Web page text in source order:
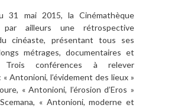
31 mai 2015, la Cinémathèque
par ailleurs une rétrospective
cinéaste, présentant tous ses
métrages, documentaires et
Trois conférences à relever
Antonioni, l’évidement des lieux »
« Antonioni, l’érosion d’Eros »
« Antonioni, moderne et